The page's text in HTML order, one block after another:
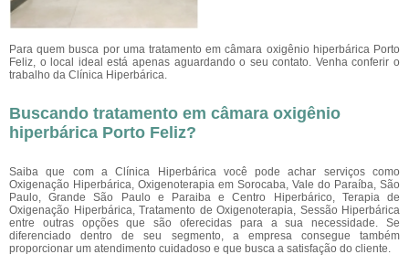
Para quem busca por uma tratamento em câmara oxigênio hiperbárica Porto
Feliz, o local ideal está apenas aguardando o seu contato. Venha conferir o
trabalho da Clínica Hiperbárica.
Buscando tratamento em câmara oxigênio
hiperbárica Porto Feliz?
Saiba que com a Clínica Hiperbárica você pode achar serviços como
Oxigenação Hiperbárica, Oxigenoterapia em Sorocaba, Vale do Paraíba, São
Paulo, Grande São Paulo e Paraiba e Centro Hiperbárico, Terapia de
Oxigenação Hiperbárica, Tratamento de Oxigenoterapia, Sessão Hiperbárica
entre outras opções que são oferecidas para a sua necessidade. Se
diferenciado dentro de seu segmento, a empresa consegue também
proporcionar um atendimento cuidadoso e que busca a satisfação do cliente.